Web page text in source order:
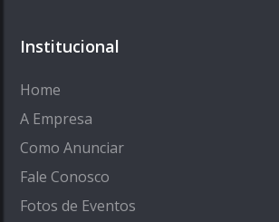
Institucional
Home
A Empresa
Como Anunciar
Fale Conosco
Fotos de Eventos